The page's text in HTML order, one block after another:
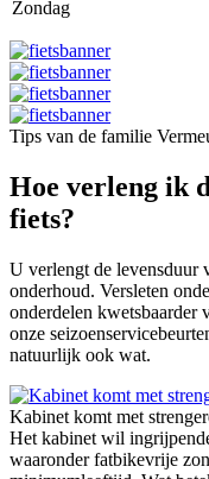
Zondag
Tips van de familie
Hoe verleng ik
fiets?
U verlengt de levensduur
onderhoud. Versleten
onderdelen kwetsbaarder
onze
natuurlijk ook wat.
Kabinet komt met
Het kabinet wil
waaronder fatbikevrije